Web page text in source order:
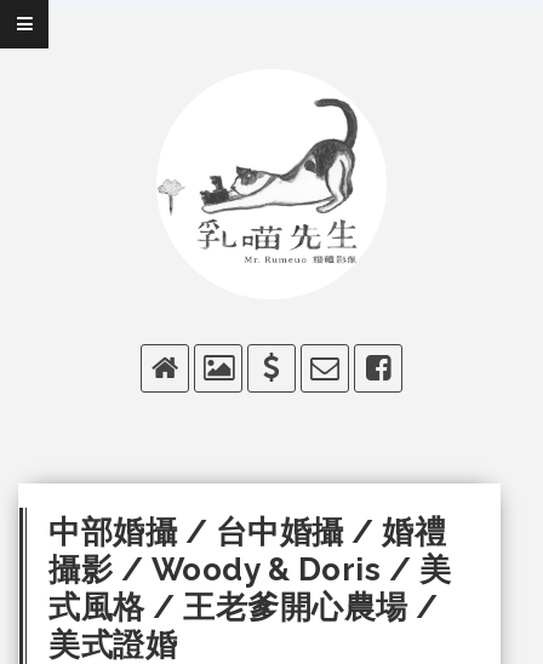
中部婚攝 / 台中婚攝 / 婚禮
攝影 / Woody & Doris / 美
式風格 / 王老爹開心農場 /
美式證婚